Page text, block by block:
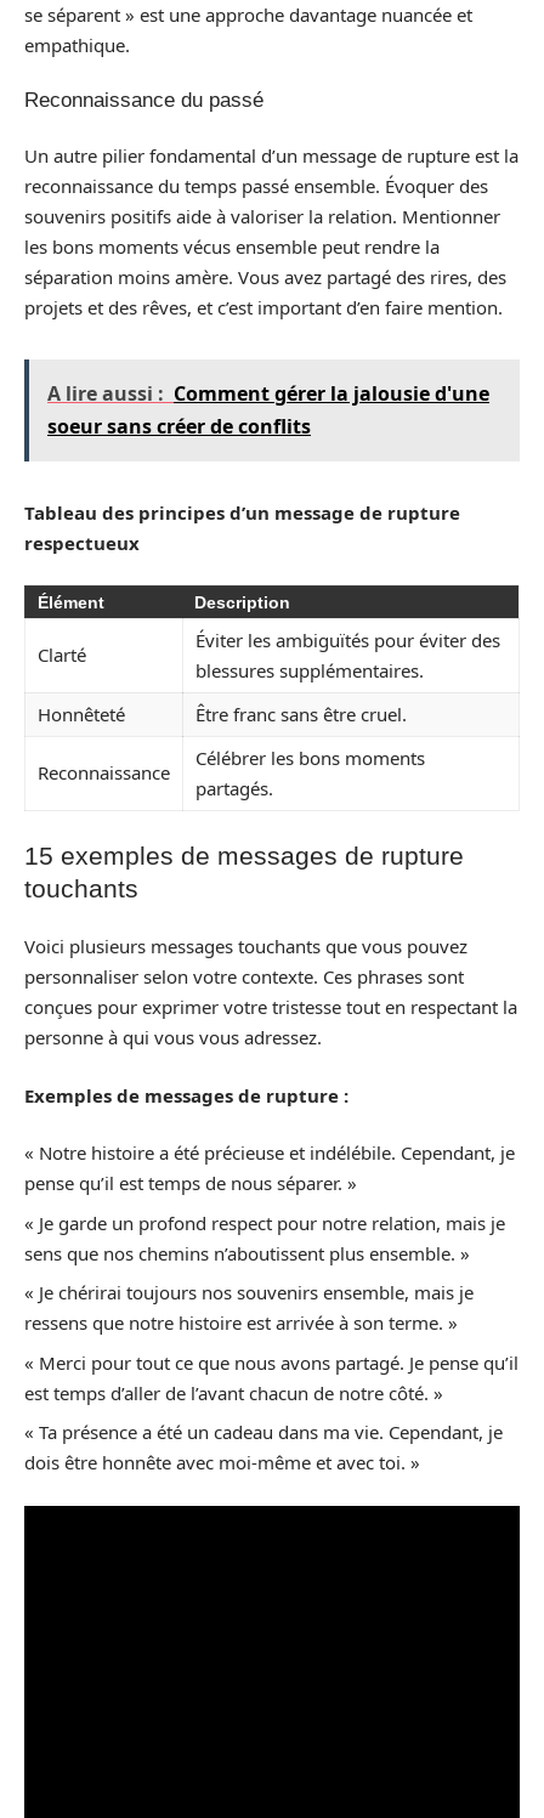
se séparent » est une approche davantage nuancée et
empathique.
Reconnaissance du passé
Un autre pilier fondamental d’un message de rupture est la
reconnaissance du temps passé ensemble. Évoquer des
souvenirs positifs aide à valoriser la relation. Mentionner
les bons moments vécus ensemble peut rendre la
séparation moins amère. Vous avez partagé des rires, des
projets et des rêves, et c’est important d’en faire mention.
A lire aussi : Comment gérer la jalousie d'une
soeur sans créer de conflits
Tableau des principes d’un message de rupture
respectueux
Élément Description
Clarté
Éviter les ambiguïtés pour éviter des
blessures supplémentaires.
Honnêteté
Être franc sans être cruel.
Reconnaissance
Célébrer les bons moments
partagés.
15 exemples de messages de rupture
touchants
Voici plusieurs messages touchants que vous pouvez
personnaliser selon votre contexte. Ces phrases sont
conçues pour exprimer votre tristesse tout en respectant la
personne à qui vous vous adressez.
Exemples de messages de rupture :
« Notre histoire a été précieuse et indélébile. Cependant, je
pense qu’il est temps de nous séparer. »
« Je garde un profond respect pour notre relation, mais je
sens que nos chemins n’aboutissent plus ensemble. »
« Je chérirai toujours nos souvenirs ensemble, mais je
ressens que notre histoire est arrivée à son terme. »
« Merci pour tout ce que nous avons partagé. Je pense qu’il
est temps d’aller de l’avant chacun de notre côté. »
« Ta présence a été un cadeau dans ma vie. Cependant, je
dois être honnête avec moi-même et avec toi. »